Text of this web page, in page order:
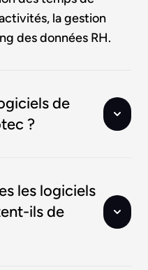
la gestion
des données RH.
de
?
les logiciels
ils de